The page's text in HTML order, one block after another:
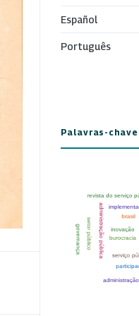
Español
Português
Palavras-chave